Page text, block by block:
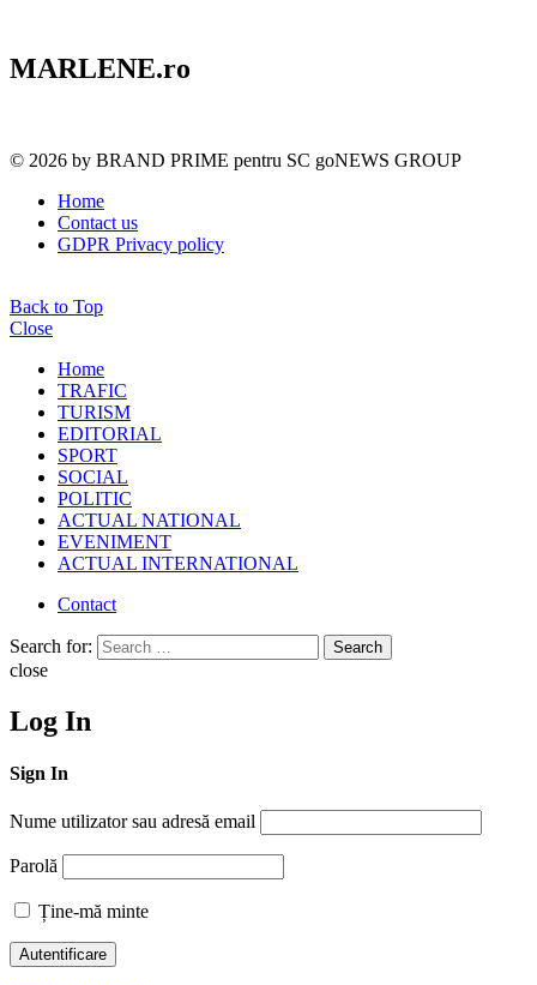
MARLENE.ro
© 2026 by BRAND PRIME pentru SC goNEWS GROUP
Home
Contact us
GDPR Privacy policy
Back to Top
Close
Home
TRAFIC
TURISM
EDITORIAL
SPORT
SOCIAL
POLITIC
ACTUAL NATIONAL
EVENIMENT
ACTUAL INTERNATIONAL
Contact
Search for: Search
close
Log In
Sign In
Nume utilizator sau adresă email
Parolă
Ține-mă minte